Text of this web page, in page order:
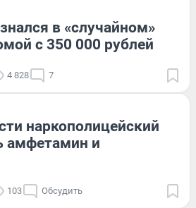
в «случайном»
с 350 000 рублей
4 828 7
наркополицейский
амфетамин и
103 Обсудить